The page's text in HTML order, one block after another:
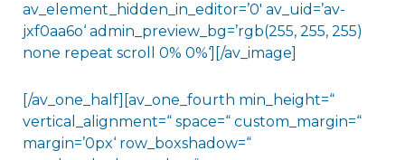
av_element_hidden_in_editor=’0′ av_uid=’av-
jxf0aa6o‘ admin_preview_bg=’rgb(255, 255, 255)
none repeat scroll 0% 0%‘][/av_image]
[/av_one_half][av_one_fourth min_height=“
vertical_alignment=“ space=“ custom_margin=“
margin=’0px‘ row_boxshadow=“